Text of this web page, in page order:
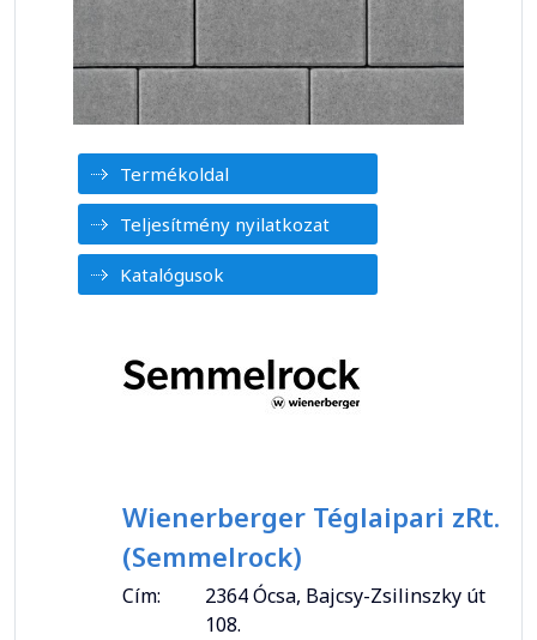
Termékoldal
Teljesítmény nyilatkozat
Katalógusok
Wienerberger Téglaipari zRt.
(Semmelrock)
Cím:
2364 Ócsa, Bajcsy-Zsilinszky út
108.